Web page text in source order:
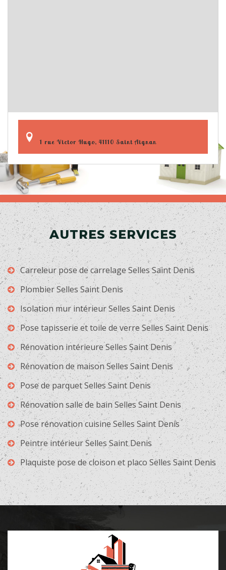
1 rue Victor Hugo, 41110 Saint Aignan
AUTRES SERVICES
Carreleur pose de carrelage Selles Saint Denis
Plombier Selles Saint Denis
Isolation mur intérieur Selles Saint Denis
Pose tapisserie et toile de verre Selles Saint Denis
Rénovation intérieure Selles Saint Denis
Rénovation de maison Selles Saint Denis
Pose de parquet Selles Saint Denis
Rénovation salle de bain Selles Saint Denis
Pose rénovation cuisine Selles Saint Denis
Peintre intérieur Selles Saint Denis
Plaquiste pose de cloison et placo Selles Saint Denis